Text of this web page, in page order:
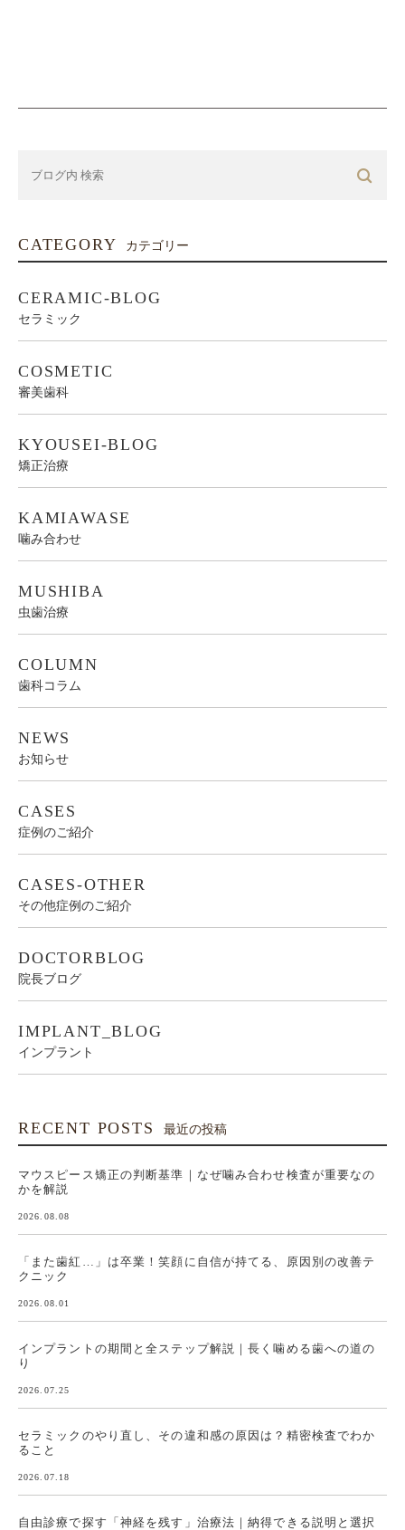
CATEGORY カテゴリー
CERAMIC-BLOG
セラミック
COSMETIC
審美歯科
KYOUSEI-BLOG
矯正治療
KAMIAWASE
噛み合わせ
MUSHIBA
虫歯治療
COLUMN
歯科コラム
NEWS
お知らせ
CASES
症例のご紹介
CASES-OTHER
その他症例のご紹介
DOCTORBLOG
院長ブログ
IMPLANT_BLOG
インプラント
RECENT POSTS 最近の投稿
マウスピース矯正の判断基準｜なぜ噛み合わせ検査が重要なの
かを解説
2026.08.08
「また歯紅…」は卒業！笑顔に自信が持てる、原因別の改善テ
クニック
2026.08.01
インプラントの期間と全ステップ解説｜長く噛める歯への道の
り
2026.07.25
セラミックのやり直し、その違和感の原因は？精密検査でわか
ること
2026.07.18
自由診療で探す「神経を残す」治療法｜納得できる説明と選択